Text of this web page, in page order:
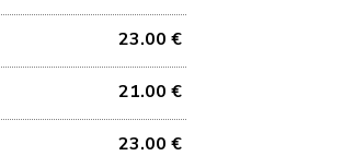
23.00 €
21.00 €
23.00 €